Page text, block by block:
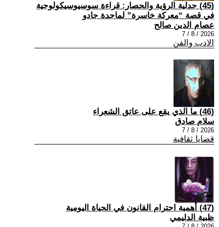
(45) جدلية الرؤية والحصار: قراءة سوسيوسيكولوجية
في قصة “معركة خاسرة” لماجدة جادو
عصام الدين صالح
2026 / 8 / 7
الادب والفن
(46) ما الذي يقع على عاتق الشعراء
سلام صادق
2026 / 8 / 7
قضايا ثقافية
(47) أهمية احترام القانون في الحياة اليومية
ظبية الدليمي